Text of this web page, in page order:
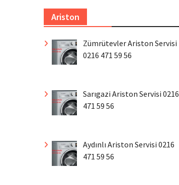
Ariston
Zümrütevler Ariston Servisi
0216 471 59 56
Sarıgazi Ariston Servisi 0216
471 59 56
Aydınlı Ariston Servisi 0216
471 59 56